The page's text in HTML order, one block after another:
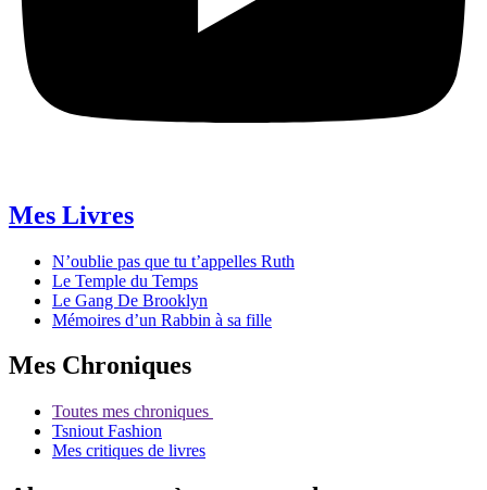
Mes Livres
N’oublie pas que tu t’appelles Ruth
Le Temple du Temps
Le Gang De Brooklyn
Mémoires d’un Rabbin à sa fille
Mes Chroniques
Toutes mes chroniques
Tsniout Fashion
Mes critiques de livres